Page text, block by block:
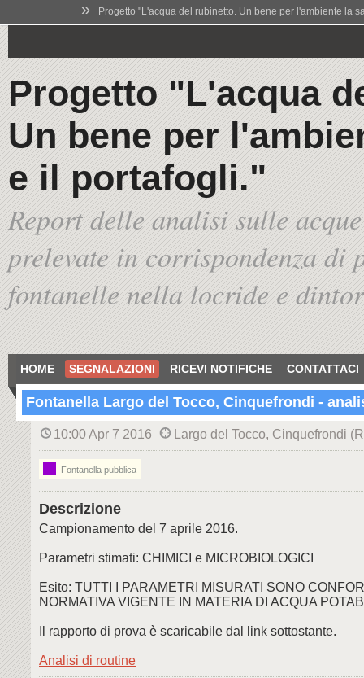
» Progetto "L'acqua del rubinetto. Un bene per l'ambiente la
Progetto "L'acqua
Un bene per
e il portafogli."
Report delle analisi sulle
prelevate in corrispondenza di
fontanelle nella locride e
HOME SEGNALAZIONI RICEVI NOTIFICHE CONTATTACI
Fontanella Largo del Tocco, Cinquefrondi -
10:00 Apr 7 2016 Largo del Tocco, Cinquefrondi
Fontanella pubblica
Descrizione
Campionamento del 7 aprile 2016.
Parametri stimati: CHIMICI e MICROBIOLOGICI
Esito: TUTTI I PARAMETRI MISURATI SONO
NORMATIVA VIGENTE IN MATERIA DI ACQUA
Il rapporto di prova è scaricabile dal link sottostante.
Analisi di routine